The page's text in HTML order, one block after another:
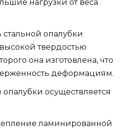
нагрузки от веса
стальной опалубки
твердостью
она изготовлена, что
деформациям.
осуществляется
ламинированной